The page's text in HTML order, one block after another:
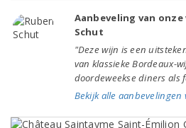
Aanbeveling van
Schut
"Deze wijn is een
van klassieke Bordeaux-
doordeweekse diners als
Bekijk alle aanbevelingen